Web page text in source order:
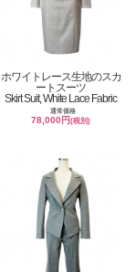
ホワイトレース生地のスカ
ートスーツ
Skirt Suit, White Lace Fabric
通常価格
78,000円(税別)